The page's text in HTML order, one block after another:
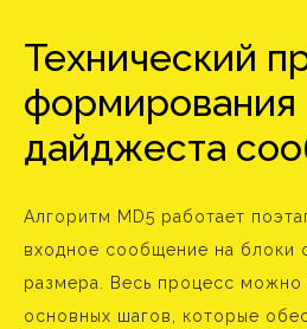
Технический
формирования
дайджеста
Алгоритм MD5 работает
входное сообщение на блоки
размера. Весь процесс можно
основных шагов, которые